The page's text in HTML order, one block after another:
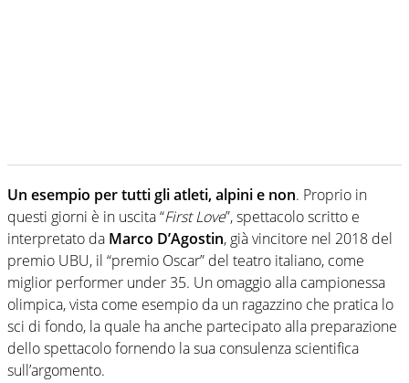
Un esempio per tutti gli atleti, alpini e non. Proprio in
questi giorni è in uscita “First Love”, spettacolo scritto e
interpretato da Marco D’Agostin, già vincitore nel 2018 del
premio UBU, il “premio Oscar” del teatro italiano, come
miglior performer under 35. Un omaggio alla campionessa
olimpica, vista come esempio da un ragazzino che pratica lo
sci di fondo, la quale ha anche partecipato alla preparazione
dello spettacolo fornendo la sua consulenza scientifica
sull’argomento.